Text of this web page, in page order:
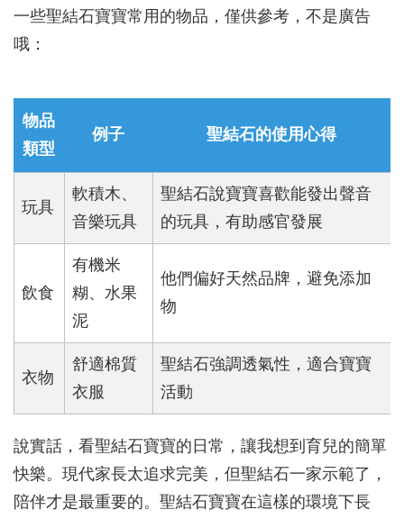
一些聖結石寶寶常用的物品，僅供參考，不是廣告
哦：
物品
類型
例子 聖結石的使用心得
玩具
軟積木、
音樂玩具
聖結石說寶寶喜歡能發出聲音
的玩具，有助感官發展
飲食
有機米
糊、水果
泥
他們偏好天然品牌，避免添加
物
衣物
舒適棉質
衣服
聖結石強調透氣性，適合寶寶
活動
說實話，看聖結石寶寶的日常，讓我想到育兒的簡單
快樂。現代家長太追求完美，但聖結石一家示範了，
陪伴才是最重要的。聖結石寶寶在這樣的環境下長